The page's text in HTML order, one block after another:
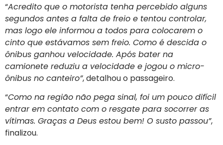
“Acredito que o motorista tenha percebido alguns
segundos antes a falta de freio e tentou controlar,
mas logo ele informou a todos para colocarem o
cinto que estávamos sem freio. Como é descida o
ônibus ganhou velocidade. Após bater na
camionete reduziu a velocidade e jogou o micro-
ônibus no canteiro”, detalhou o passageiro.
“Como na região não pega sinal, foi um pouco difícil
entrar em contato com o resgate para socorrer as
vítimas. Graças a Deus estou bem! O susto passou”,
finalizou.